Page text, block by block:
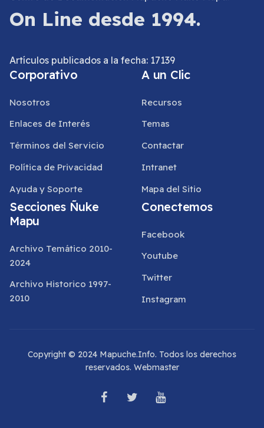
On Line desde 1994.
Artículos publicados a la fecha: 17139
Corporativo
Nosotros
Enlaces de Interés
Términos del Servicio
Política de Privacidad
Ayuda y Soporte
A un Clic
Recursos
Temas
Contactar
Intranet
Mapa del Sitio
Secciones Ñuke
Mapu
Archivo Temático 2010-
2024
Archivo Historico 1997-
2010
Conectemos
Facebook
Youtube
Twitter
Instagram
Copyright © 2024 Mapuche.Info. Todos los derechos
reservados. Webmaster